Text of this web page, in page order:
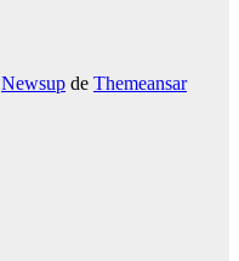
Newsup de Themeansar